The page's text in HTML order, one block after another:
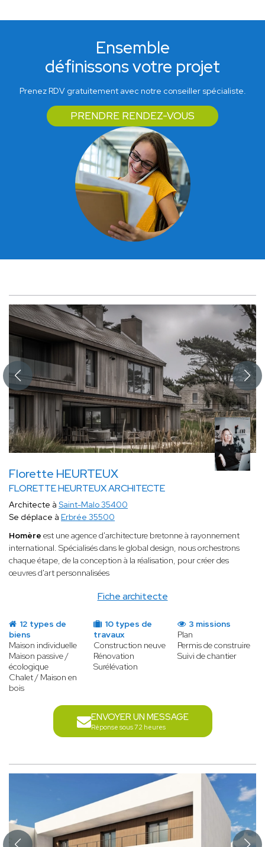
Ensemble
définissons votre projet
Prenez RDV gratuitement avec notre conseiller spécialiste.
PRENDRE RENDEZ-VOUS
Florette HEURTEUX
FLORETTE HEURTEUX ARCHITECTE
Fiche architecte
Architecte à Saint-Malo 35400
Se déplace à Erbrée 35500
Homère est une agence d'architecture bretonne à rayonnement
international. Spécialisés dans le global design, nous orchestrons
chaque étape, de la conception à la réalisation, pour créer des
œuvres d'art personnalisées
12 types de
biens
Maison individuelle
Maison passive /
écologique
Chalet / Maison en
bois
10 types de
travaux
Construction neuve
Rénovation
Surélévation
3 missions
Plan
Permis de construire
Suivi de chantier
ENVOYER UN MESSAGE
Réponse sous 72 heures